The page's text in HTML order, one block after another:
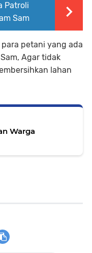
Patroli
Sam
petani yang ada
Agar tidak
lahan
Warga